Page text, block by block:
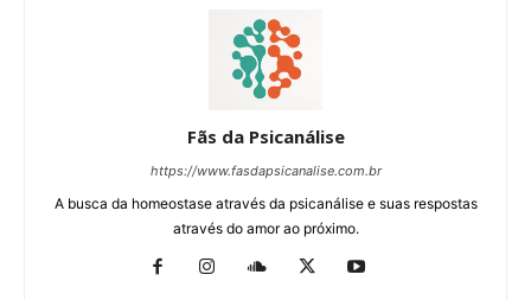
Fãs da Psicanálise
https://www.fasdapsicanalise.com.br
A busca da homeostase através da psicanálise e suas respostas
através do amor ao próximo.